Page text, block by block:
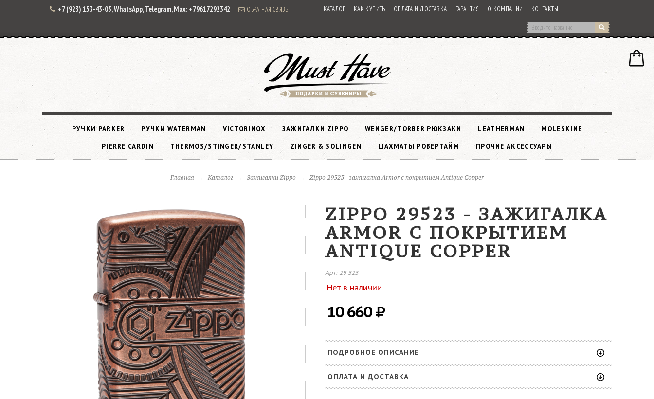
+7 (923) 153-43-03, WhatsApp, Telegram, Max: +79617292342 ОБРАТНАЯ СВЯЗЬ КАТАЛОГ КАК КУПИТЬ ОПЛАТА И ДОСТАВКА ГАРАНТИЯ О КОМПАНИИ КОНТАКТЫ
РУЧКИ PARKER РУЧКИ WATERMAN VICTORINOX ЗАЖИГАЛКИ ZIPPO WENGER/TORBER РЮКЗАКИ LEATHERMAN
MOLESKINE
PIERRE CARDIN
THERMOS/STINGER/STANLEY ZINGER & SOLINGEN ШАХМАТЫ РОВЕРТАЙМ ПРОЧИЕ АКСЕССУАРЫ
Главная Каталог Зажигалки Zippo Zippo 29523 - зажигалка Armor с покрытием Antique Copper
ZIPPO 29523 - ЗАЖИГАЛКА
ARMOR С ПОКРЫТИЕМ
ANTIQUE COPPER
Арт: 29 523
Нет в наличии
10 660
ПОДРОБНОЕ ОПИСАНИЕ
ОПЛАТА И ДОСТАВКА